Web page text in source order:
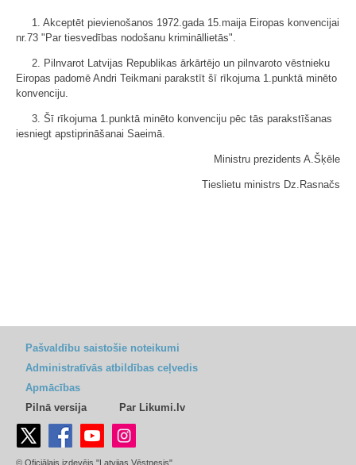
1. Akceptēt pievienošanos 1972.gada 15.maija Eiropas konvencijai
nr.73 "Par tiesvedības nodošanu krimināllietās".
2. Pilnvarot Latvijas Republikas ārkārtējo un pilnvaroto vēstnieku
Eiropas padomē Andri Teikmani parakstīt šī rīkojuma 1.punktā minēto
konvenciju.
3. Šī rīkojuma 1.punktā minēto konvenciju pēc tās parakstīšanas
iesniegt apstiprināšanai Saeimā.
Ministru prezidents A.Šķēle
Tieslietu ministrs Dz.Rasnačs
Pašvaldību saistošie noteikumi
Administratīvās atbildības ceļvedis
Apmācības
Pilnā versija
Par Likumi.lv
© Oficiālais izdevējs "Latvijas Vēstnesis"